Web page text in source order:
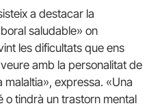
a destacar la
saludable» on
les dificultats que ens
amb la personalitat de
expressa. «Una
o tindrà un trastorn mental